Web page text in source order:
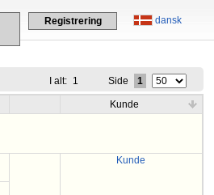
dansk
Registrering
I alt: 1 Side 1
Kunde
Kunde